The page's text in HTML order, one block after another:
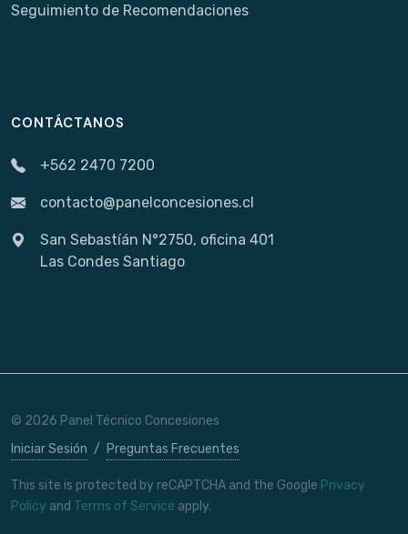
Seguimiento de Recomendaciones
CONTÁCTANOS
+562 2470 7200
contacto@panelconcesiones.cl
San Sebastíán N°2750, oficina 401
Las Condes Santiago
© 2026 Panel Técnico Concesiones
Iniciar Sesión / Preguntas Frecuentes
This site is protected by reCAPTCHA and the Google Privacy
Policy and Terms of Service apply.